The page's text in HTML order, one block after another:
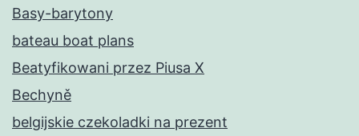
Basy-barytony
bateau boat plans
Beatyfikowani przez Piusa X
Bechyně
belgijskie czekoladki na prezent